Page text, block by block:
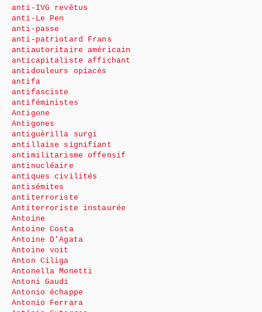
anti-IVG revêtus
anti-Le Pen
anti-passe
anti-patriotard Frans
antiautoritaire américain
anticapitaliste affichant
antidouleurs opiacés
antifa
antifasciste
antiféministes
Antigone
Antigones
antiguérilla surgi
antillaise signifiant
antimilitarisme offensif
antinucléaire
antiques civilités
antisémites
antiterroriste
Antiterroriste instaurée
Antoine
Antoine Costa
Antoine D’Agata
Antoine voit
Anton Ciliga
Antonella Monetti
Antoni Gaudi
Antonio échappe
Antonio Ferrara